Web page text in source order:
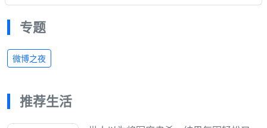
专题
微博之夜
推荐生活